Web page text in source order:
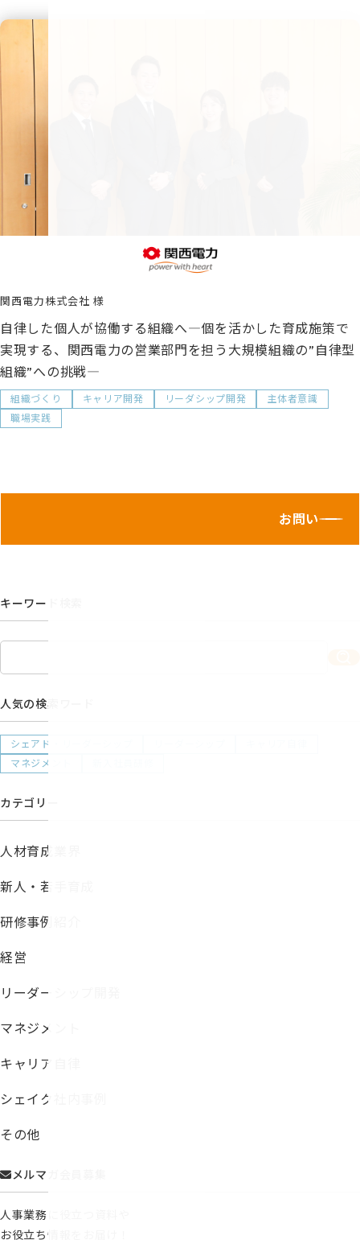
関西電力株式会社
自律した個人が協働する組織へ―個を活かした育成施策で
実現する、関西電力の営業部門を担う大規模組織の”自律型
組織”への挑戦―
組織づくり キャリア開発 リーダシップ開発
主体者意識
職場実践
お問い合わせ
キーワード検索
人気の検索ワード
シェアド・リーダーシップ
マネジメント
カテゴリー
人材育成業界
新人・若手育成
研修事例紹介
経営
リーダーシップ開発
マネジメント
キャリア自律
シェイク社内事例
その他
メルマガ会員募集
人事業務に役立つ資料や
お役立ち情報をお届け！